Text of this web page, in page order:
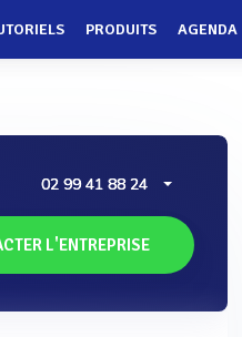
PRODUITS AGENDA
02 99 41 88 24
L'ENTREPRISE